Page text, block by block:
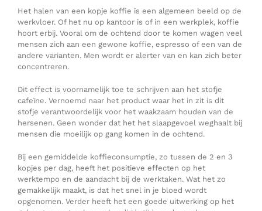
Het halen van een kopje koffie is een algemeen beeld op de
werkvloer. Of het nu op kantoor is of in een werkplek, koffie
hoort erbij. Vooral om de ochtend door te komen wagen veel
mensen zich aan een gewone koffie, espresso of een van de
andere varianten. Men wordt er alerter van en kan zich beter
concentreren.
Dit effect is voornamelijk toe te schrijven aan het stofje
cafeïne. Vernoemd naar het product waar het in zit is dit
stofje verantwoordelijk voor het waakzaam houden van de
hersenen. Geen wonder dat het het slaapgevoel weghaalt bij
mensen die moeilijk op gang komen in de ochtend.
Bij een gemiddelde koffieconsumptie, zo tussen de 2 en 3
kopjes per dag, heeft het positieve effecten op het
werktempo en de aandacht bij de werktaken. Wat het zo
gemakkelijk maakt, is dat het snel in je bloed wordt
opgenomen. Verder heeft het een goede uitwerking op het